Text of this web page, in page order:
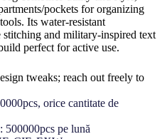
pockets for organizing
Its water-resistant
and military-inspired text
perfect for active use.
tweaks; reach out freely to
orice cantitate de
: 500000pcs pe lună